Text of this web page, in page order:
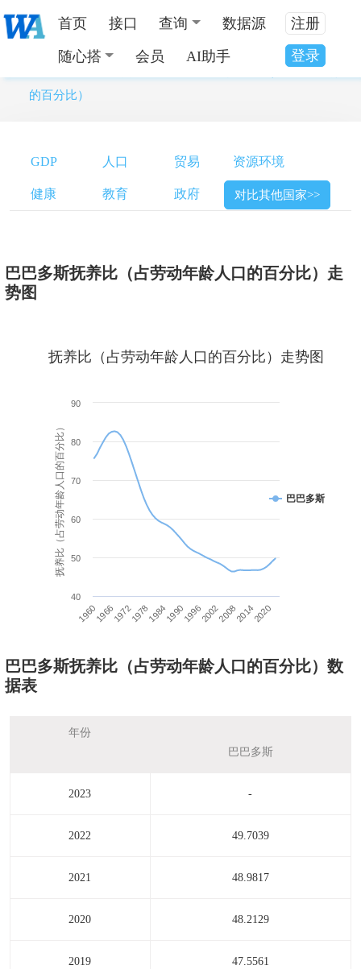
首页 接口 查询 数据源
随心搭 会员 AI助手
注册
登录
的百分比）
GDP 人口 贸易 资源环境
健康 教育 政府 对比其他国家>>
巴巴多斯抚养比（占劳动年龄人口的百分比）走
势图
抚养比（占劳动年龄人口的百分比）
抚养比（占劳动年龄人口的百分比）走势图
巴巴多斯
19601966197219781984199019962002200820142020
40
50
60
70
80
90
巴巴多斯抚养比（占劳动年龄人口的百分比）数
据表
年份
巴巴多斯
2023 -
2022 49.7039
2021 48.9817
2020 48.2129
2019 47.5561